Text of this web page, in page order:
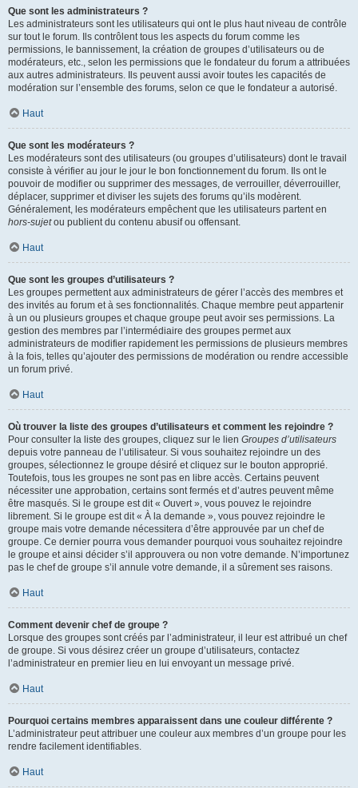
Que sont les administrateurs ?
Les administrateurs sont les utilisateurs qui ont le plus haut niveau de contrôle
sur tout le forum. Ils contrôlent tous les aspects du forum comme les
permissions, le bannissement, la création de groupes d’utilisateurs ou de
modérateurs, etc., selon les permissions que le fondateur du forum a attribuées
aux autres administrateurs. Ils peuvent aussi avoir toutes les capacités de
modération sur l’ensemble des forums, selon ce que le fondateur a autorisé.
Haut
Que sont les modérateurs ?
Les modérateurs sont des utilisateurs (ou groupes d’utilisateurs) dont le travail
consiste à vérifier au jour le jour le bon fonctionnement du forum. Ils ont le
pouvoir de modifier ou supprimer des messages, de verrouiller, déverrouiller,
déplacer, supprimer et diviser les sujets des forums qu’ils modèrent.
Généralement, les modérateurs empêchent que les utilisateurs partent en
hors-sujetou publient du contenu abusif ou offensant.
Haut
Que sont les groupes d’utilisateurs ?
Les groupes permettent aux administrateurs de gérer l’accès des membres et
des invités au forum et à ses fonctionnalités. Chaque membre peut appartenir
à un ou plusieurs groupes et chaque groupe peut avoir ses permissions. La
gestion des membres par l’intermédiaire des groupes permet aux
administrateurs de modifier rapidement les permissions de plusieurs membres
à la fois, telles qu’ajouter des permissions de modération ou rendre accessible
un forum privé.
Haut
Où trouver la liste des groupes d’utilisateurs et comment les rejoindre ?
Pour consulter la liste des groupes, cliquez sur le lien Groupes d’utilisateurs
depuis votre panneau de l’utilisateur. Si vous souhaitez rejoindre un des
groupes, sélectionnez le groupe désiré et cliquez sur le bouton approprié.
Toutefois, tous les groupes ne sont pas en libre accès. Certains peuvent
nécessiter une approbation, certains sont fermés et d’autres peuvent même
être masqués. Si le groupe est dit « Ouvert », vous pouvez le rejoindre
librement. Si le groupe est dit « À la demande », vous pouvez rejoindre le
groupe mais votre demande nécessitera d’être approuvée par un chef de
groupe. Ce dernier pourra vous demander pourquoi vous souhaitez rejoindre
le groupe et ainsi décider s’il approuvera ou non votre demande. N’importunez
pas le chef de groupe s’il annule votre demande, il a sûrement ses raisons.
Haut
Comment devenir chef de groupe ?
Lorsque des groupes sont créés par l’administrateur, il leur est attribué un chef
de groupe. Si vous désirez créer un groupe d’utilisateurs, contactez
l’administrateur en premier lieu en lui envoyant un message privé.
Haut
Pourquoi certains membres apparaissent dans une couleur différente ?
L’administrateur peut attribuer une couleur aux membres d’un groupe pour les
rendre facilement identifiables.
Haut